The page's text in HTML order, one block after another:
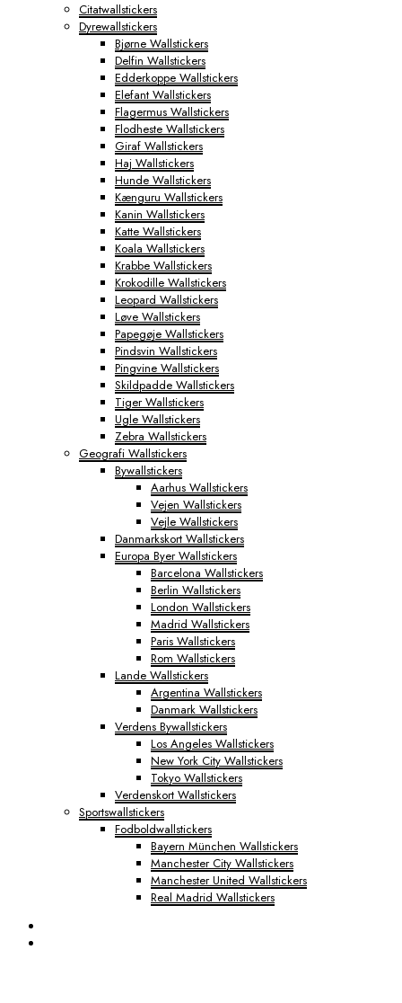
Citatwallstickers
Dyrewallstickers
Bjørne Wallstickers
Delfin Wallstickers
Edderkoppe Wallstickers
Elefant Wallstickers
Flagermus Wallstickers
Flodheste Wallstickers
Giraf Wallstickers
Haj Wallstickers
Hunde Wallstickers
Kænguru Wallstickers
Kanin Wallstickers
Katte Wallstickers
Koala Wallstickers
Krabbe Wallstickers
Krokodille Wallstickers
Leopard Wallstickers
Løve Wallstickers
Papegøje Wallstickers
Pindsvin Wallstickers
Pingvine Wallstickers
Skildpadde Wallstickers
Tiger Wallstickers
Ugle Wallstickers
Zebra Wallstickers
Geografi Wallstickers
Bywallstickers
Aarhus Wallstickers
Vejen Wallstickers
Vejle Wallstickers
Danmarkskort Wallstickers
Europa Byer Wallstickers
Barcelona Wallstickers
Berlin Wallstickers
London Wallstickers
Madrid Wallstickers
Paris Wallstickers
Rom Wallstickers
Lande Wallstickers
Argentina Wallstickers
Danmark Wallstickers
Verdens Bywallstickers
Los Angeles Wallstickers
New York City Wallstickers
Tokyo Wallstickers
Verdenskort Wallstickers
Sportswallstickers
Fodboldwallstickers
Bayern München Wallstickers
Manchester City Wallstickers
Manchester United Wallstickers
Real Madrid Wallstickers